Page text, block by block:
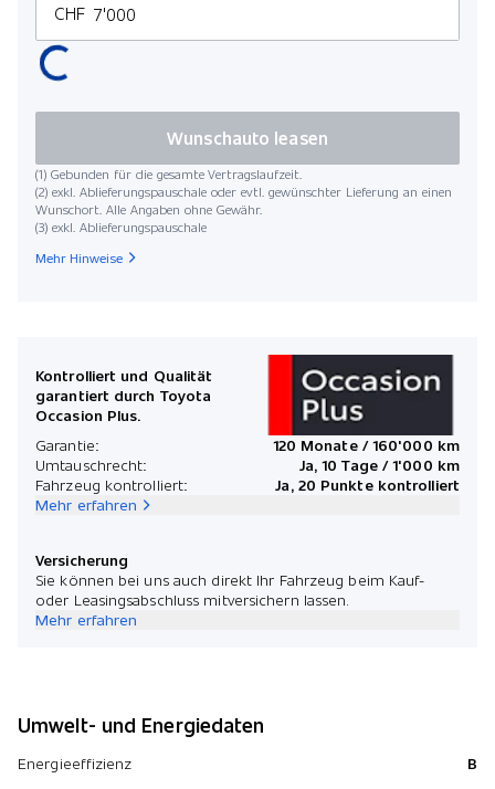
CHF
(1) Gebunden für die gesamte Vertragslaufzeit.
(2) exkl. Ablieferungspauschale oder evtl. gewünschter Lieferung an einen
Wunschort. Alle Angaben ohne Gewähr.
(3) exkl. Ablieferungspauschale
Wunschauto leasen
Mehr Hinweise
Kontrolliert und Qualität
garantiert durch Toyota
Occasion Plus.
Garantie:
120 Monate / 160'000 km
Umtauschrecht:
Ja, 10 Tage / 1'000 km
Fahrzeug kontrolliert:
Ja, 20 Punkte kontrolliert
Mehr erfahren
Versicherung
Sie können bei uns auch direkt Ihr Fahrzeug beim Kauf-
oder Leasingsabschluss mitversichern lassen.
Mehr erfahren
Umwelt- und Energiedaten
Energieeffizienz B